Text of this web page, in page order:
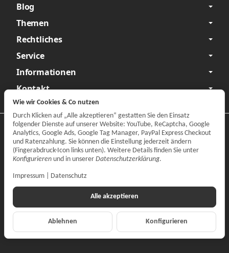
Blog
Themen
Rechtliches
Service
Informationen
Kontakt
Datenschutzerklärung •Impressum
Vertrag widerrufen
Alle Preise inkl. gesetzlicher MwSt., zzgl.Versand
© CARPARTS Gesellschaft für Autoteilehandel mbH
Alle akzeptieren
Ablehnen Konfigurieren
Wie wir Cookies & Co nutzen
Durch Klicken auf „Alle akzeptieren“ gestatten Sie den Einsatz
folgender Dienste auf unserer Website: YouTube, ReCaptcha, Google
Analytics, Google Ads, Google Tag Manager, PayPal Express Checkout
und Ratenzahlung. Sie können die Einstellung jederzeit ändern
(Fingerabdruck-Icon links unten). Weitere Details finden Sie unter
Konfigurieren und in unserer Datenschutzerklärung.
Impressum Datenschutz